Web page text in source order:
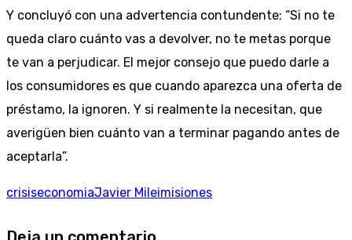
Y concluyó con una advertencia contundente: “Si no te
queda claro cuánto vas a devolver, no te metas porque
te van a perjudicar. El mejor consejo que puedo darle a
los consumidores es que cuando aparezca una oferta de
préstamo, la ignoren. Y si realmente la necesitan, que
averigüen bien cuánto van a terminar pagando antes de
aceptarla”.
crisiseconomiaJavier Mileimisiones